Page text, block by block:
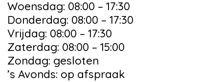
Woensdag: 08:00 – 17:30
Donderdag: 08:00 – 17:30
Vrijdag: 08:00 – 17:30
Zaterdag: 08:00 – 15:00
Zondag: gesloten
’s Avonds: op afspraak